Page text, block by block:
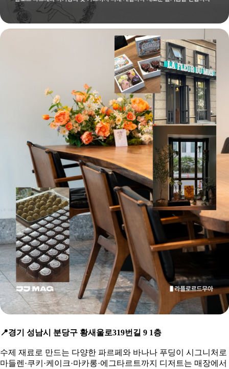
📍경기 성남시 분당구 황새울로319번길 9 1층
수제 재료로 만드는 다양한 파르페와 바나나 푸딩이 시그니처로
마들렌·쿠키·케이크·마카롱·에그타르트까지 디저트는 매장에서